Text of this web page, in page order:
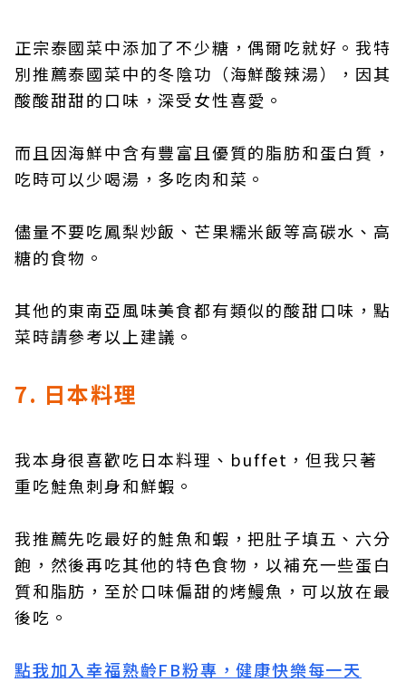
正宗泰國菜中添加了不少糖，偶爾吃就好。我特
別推薦泰國菜中的冬陰功（海鮮酸辣湯），因其
酸酸甜甜的口味，深受女性喜愛。
而且因海鮮中含有豐富且優質的脂肪和蛋白質，
吃時可以少喝湯，多吃肉和菜。
儘量不要吃鳳梨炒飯、芒果糯米飯等高碳水、高
糖的食物。
其他的東南亞風味美食都有類似的酸甜口味，點
菜時請參考以上建議。
7. 日本料理
我本身很喜歡吃日本料理、buffet，但我只著
重吃鮭魚刺身和鮮蝦。
我推薦先吃最好的鮭魚和蝦，把肚子填五、六分
飽，然後再吃其他的特色食物，以補充一些蛋白
質和脂肪，至於口味偏甜的烤鰻魚，可以放在最
後吃。
點我加入幸福熟齡FB粉專，健康快樂每一天